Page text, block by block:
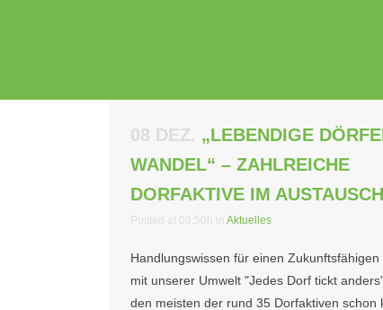
08 DEZ. „LEBENDIGE
WANDEL“ – ZAHLREICHE
DORFAKTIVE IM AUSTAUSCH
Posted at 09:50h in Aktuelles
Handlungswissen für einen Zukunftsfähigen
mit unserer Umwelt "Jedes Dorf tickt
den meisten der rund 35 Dorfaktiven schon